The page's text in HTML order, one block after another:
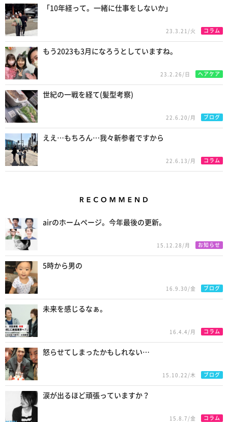
「10年経って。一緒に仕事をしないか」
23.3.21/火 コラム
もう2023も3月になろうとしていますね。
23.2.26/日 ヘアケア
世紀の一戦を経て(髪型考察)
22.6.20/月 ブログ
ええ…もちろん…我々新参者ですから
22.6.13/月 コラム
airのホームページ。今年最後の更新。
15.12.28/月 お知らせ
5時から男の
16.9.30/金 ブログ
未来を感じるなぁ。
16.4.4/月 コラム
怒らせてしまったかもしれない…
15.10.22/木 ブログ
涙が出るほど頑張っていますか？
15.8.7/金 コラム